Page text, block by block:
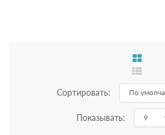
Сортировать: По
Показывать: 9